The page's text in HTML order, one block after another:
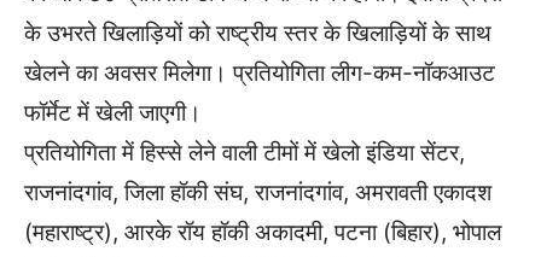
के उभरते खिलाड़ियों को राष्ट्रीय स्तर के खिलाड़ियों के साथ
खेलने का अवसर मिलेगा। प्रतियोगिता लीग-कम-नॉकआउट
फॉर्मेट में खेली जाएगी।
प्रतियोगिता में हिस्से लेने वाली टीमों में खेलो इंडिया सेंटर,
राजनांदगांव, जिला हॉकी संघ, राजनांदगांव, अमरावती एकादश
(महाराष्ट्र), आरके रॉय हॉकी अकादमी, पटना (बिहार), भोपाल